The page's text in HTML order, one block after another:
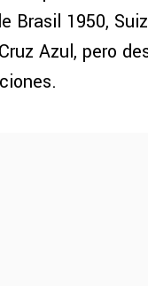
Brasil 1950,
Azul, pero